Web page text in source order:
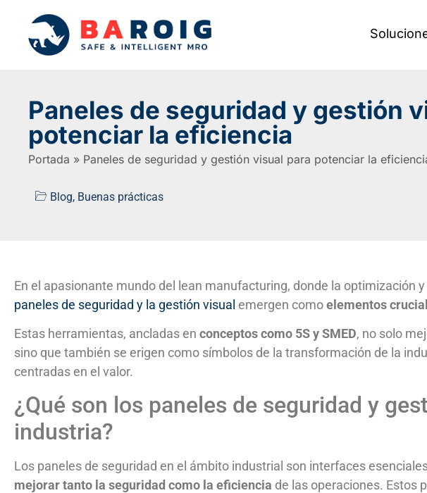
Paneles de seguridad y gestión
potenciar la eficiencia
Portada » Paneles de seguridad y gestión visual para potenciar la
Blog, Buenas prácticas
En el apasionante mundo del lean manufacturing, donde la optimización
paneles de seguridad y la gestión visual emergen comoelementos
Estas herramientas, ancladas en conceptos como 5S y SMED, no solo
sino que también se erigen como símbolos de la transformación de la
centradas en el valor.
¿Qué son los paneles de seguridad y
industria?
Los paneles de seguridad en el ámbito industrial son interfaces
mejorar tanto la seguridad como la eficiencia de las operaciones. Estos